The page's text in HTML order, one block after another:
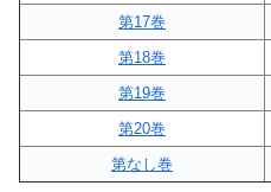
第17巻
第18巻
第19巻
第20巻
第なし巻